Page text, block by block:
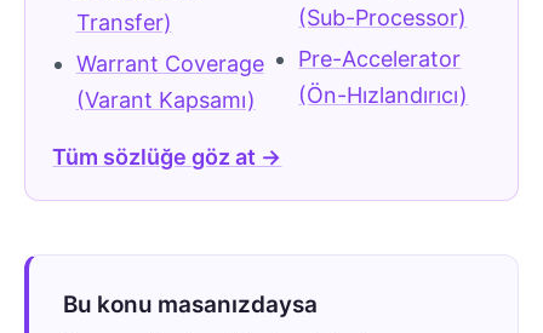
Transfer)
Warrant Coverage
(Varant Kapsamı)
(Sub-Processor)
Pre-Accelerator
(Ön-Hızlandırıcı)
Tüm sözlüğe göz at →
Bu konu masanızdaysa